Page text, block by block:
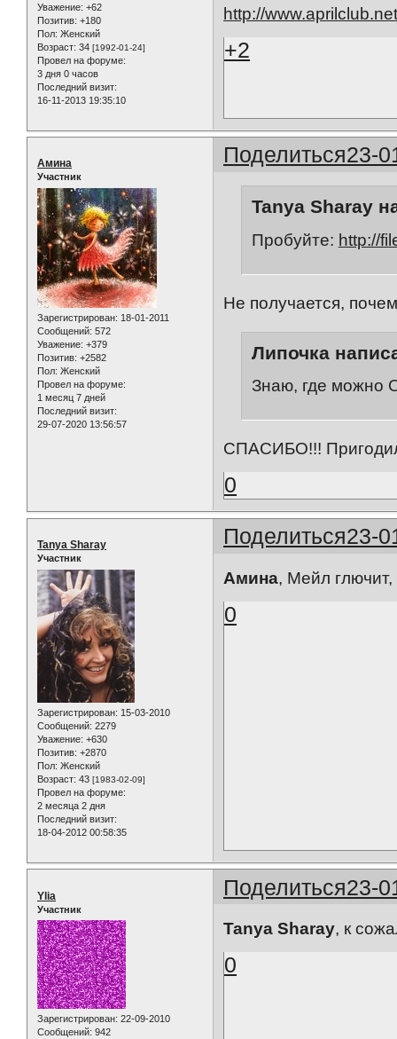
Уважение: +62
Позитив: +180
Пол: Женский
Возраст: 34 [1992-01-24]
Провел на форуме:
3 дня 0 часов
Последний визит:
16-11-2013 19:35:10
http://
+2
Поделиться23-
Амина
Участник
Зарегистрирован: 18-01-2011
Сообщений: 572
Уважение: +379
Позитив: +2582
Пол: Женский
Провел на форуме:
1 месяц 7 дней
Последний визит:
29-07-2020 13:56:57
Tanya Sharay
Пробуйте: http://
Не получается,
Липочка
Знаю, где можно
СПАСИБО!!!
0
Поделиться23-
Tanya Sharay
Участник
Зарегистрирован: 15-03-2010
Сообщений: 2279
Уважение: +630
Позитив: +2870
Пол: Женский
Возраст: 43 [1983-02-09]
Провел на форуме:
2 месяца 2 дня
Последний визит:
18-04-2012 00:58:35
Амина, Мейл
0
Поделиться23-
Ylia
Участник
Зарегистрирован: 22-09-2010
Сообщений: 942
Tanya Sharay, к
0